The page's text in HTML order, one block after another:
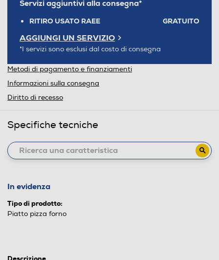
Servizi aggiuntivi alla consegna*
RITIRO USATO RAEE GRATUITO
AGGIUNGI UN SERVIZIO
*I servizi sono esclusi dal costo di consegna
Metodi di pagamento e finanziamenti
Informazioni sulla consegna
Diritto di recesso
Specifiche tecniche
In evidenza
Tipo di prodotto:
Piatto pizza forno